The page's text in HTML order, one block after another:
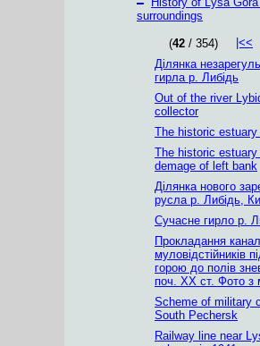
surroundings
(42 / 354) |<<
Ділянка
гирла р. Либідь
Out of the river
collector
The historic
The historic
demage of left bank
Ділянка нового
русла р. Либідь,
Сучасне гирло р.
Прокладання
муловідстійників
горою до полів
поч. ХХ ст. Фото з
Scheme of military
South Pechersk
Railway line near